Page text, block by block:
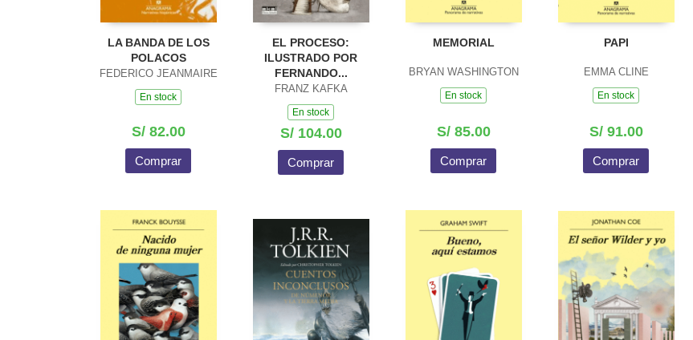
LA BANDA DE LOS
POLACOS
FEDERICO JEANMAIRE
En stock
S/ 82.00
Comprar
EL PROCESO:
ILUSTRADO POR
FERNANDO...
FRANZ KAFKA
En stock
S/ 104.00
Comprar
MEMORIAL
BRYAN WASHINGTON
En stock
S/ 85.00
Comprar
PAPI
EMMA CLINE
En stock
S/ 91.00
Comprar